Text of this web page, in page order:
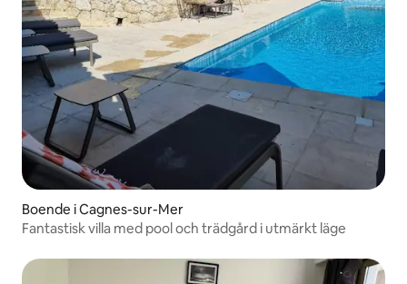
Boende i Cagnes-sur-Mer
Fantastisk villa med pool och trädgård i utmärkt läge